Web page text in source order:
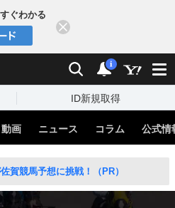
ぐわかる
検索 通知
i
ID新規取得
動画 ニュース コラム 公式情
賀競馬予想に挑戦！（PR）